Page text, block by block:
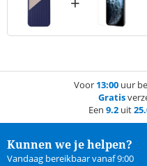
Voor 13:00uur
Gratis
Een 9.2 uit
Kunnen we je helpen?
Vandaag bereikbaar vanaf 9:00